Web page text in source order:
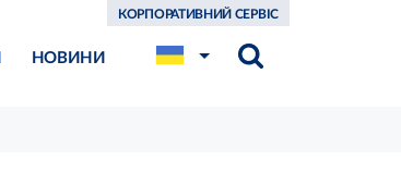
НОВИНИ
КОРПОРАТИВНИЙ СЕРВІС